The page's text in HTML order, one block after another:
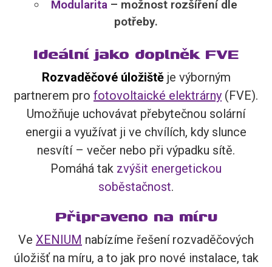
Modularita– možnost rozšíření dle
potřeby.
Ideální jako doplněk FVE
Rozvaděčové úložištěje výborným
partnerem pro fotovoltaické elektrárny (FVE).
Umožňuje uchovávat přebytečnou solární
energii a využívat ji ve chvílích, kdy slunce
nesvítí – večer nebo při výpadku sítě.
Pomáhá tak zvýšit energetickou
soběstačnost.
Připraveno na míru
Ve XENIUM nabízíme řešení rozvaděčových
úložišť na míru, a to jak pro nové instalace, tak